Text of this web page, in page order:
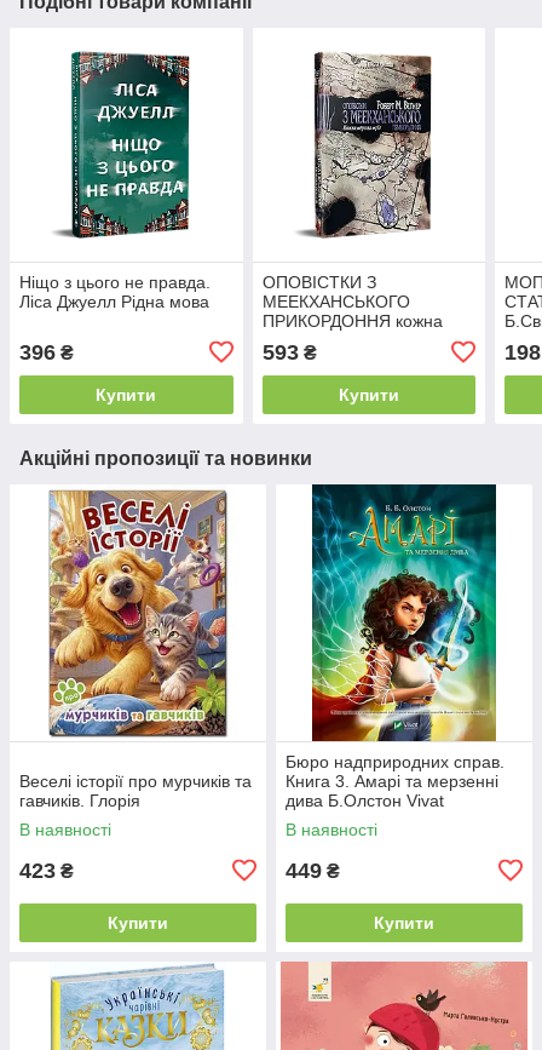
Ніщо з цього не правда.
Ліса Джуелл Рідна мова
396 ₴
Купити
ОПОВІСТКИ З
МЕЕКХАНСЬКОГО
ПРИКОРДОННЯ кожна
мертва мрія Р.М.Веґнер
Рідна мова
593₴
Купити
198
Акційні пропозиції та новинки
Веселі історії про мурчиків та
гавчиків. Глорія
В наявності
423 ₴
Купити
Бюро надприродних справ.
Книга 3. Амарі та мерзенні
дива Б.Олстон Vivat
В наявності
449 ₴
Купити